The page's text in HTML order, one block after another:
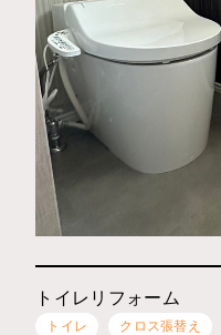
トイレリフォーム
トイレ クロス張替え